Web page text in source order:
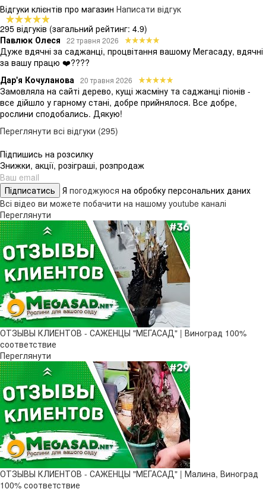
Відгуки клієнтів про магазин Написати відгук
295 відгуків (загальний рейтинг: 4.9)
Павлюк Олеся
22 травня 2026
Дуже вдячні за саджанці, процвітання вашому Мегасаду, вдячні
за вашу працю ❤️????
Дар'я Кочуланова
20 травня 2026
Замовляла на сайті дерево, кущі жасміну та саджанці піонів -
все дійшло у гарному стані, добре прийнялося. Все добре,
рослини сподобались. Дякую!
Переглянути всі відгуки (295)
Підпишись на розсилку
Знижки, акції, розіграші, розпродаж
Підписатись Я погоджуюся на обробку персональних даних
Всі відео ви можете побачити на нашому youtube каналі
Переглянути
ОТЗЫВЫ КЛИЕНТОВ - САЖЕНЦЫ "МЕГАСАД" | Виноград 100%
соответствие
Переглянути
ОТЗЫВЫ КЛИЕНТОВ - САЖЕНЦЫ "МЕГАСАД" | Малина, Виноград
100% соответствие